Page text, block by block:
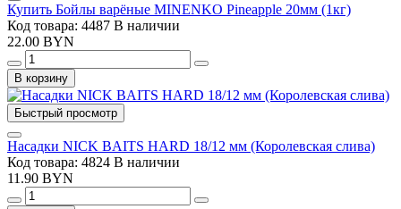
Купить Бойлы варёные MINENKO Pineapple 20мм (1кг)
Код товара: 4487 В наличии
22.00 BYN
В корзину
Быстрый просмотр
Насадки NICK BAITS HARD 18/12 мм (Королевская слива)
Код товара: 4824 В наличии
11.90 BYN